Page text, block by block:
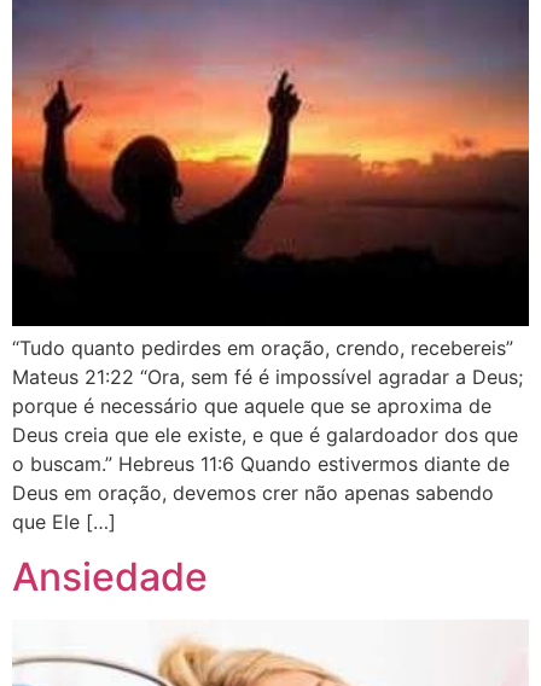
“Tudo quanto pedirdes em oração, crendo, recebereis”
Mateus 21:22 “Ora, sem fé é impossível agradar a Deus;
porque é necessário que aquele que se aproxima de
Deus creia que ele existe, e que é galardoador dos que
o buscam.” Hebreus 11:6 Quando estivermos diante de
Deus em oração, devemos crer não apenas sabendo
que Ele […]
Ansiedade